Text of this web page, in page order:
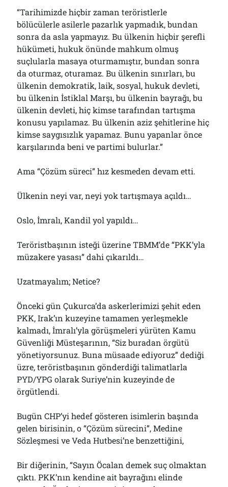
“Tarihimizde hiçbir zaman teröristlerle
bölücülerle asilerle pazarlık yapmadık, bundan
sonra da asla yapmayız. Bu ülkenin hiçbir şerefli
hükümeti, hukuk önünde mahkum olmuş
suçlularla masaya oturmamıştır, bundan sonra
da oturmaz, oturamaz. Bu ülkenin sınırları, bu
ülkenin demokratik, laik, sosyal, hukuk devleti,
bu ülkenin İstiklal Marşı, bu ülkenin bayrağı, bu
ülkenin devleti, hiç kimse tarafından tartışma
konusu yapılamaz. Bu ülkenin aziz şehitlerine hiç
kimse saygısızlık yapamaz. Bunu yapanlar önce
karşılarında beni ve partimi bulurlar.”
Ama “Çözüm süreci” hız kesmeden devam etti.
Ülkenin neyi var, neyi yok tartışmaya açıldı…
Oslo, İmralı, Kandil yol yapıldı…
Teröristbaşının isteği üzerine TBMM’de “PKK’yla
müzakere yasası” dahi çıkarıldı…
Uzatmayalım; Netice?
Önceki gün Çukurca’da askerlerimizi şehit eden
PKK, Irak’ın kuzeyine tamamen yerleşmekle
kalmadı, İmralı’yla görüşmeleri yürüten Kamu
Güvenliği Müsteşarının, “Siz buradan örgütü
yönetiyorsunuz. Buna müsaade ediyoruz” dediği
üzre, teröristbaşının gönderdiği talimatlarla
PYD/YPG olarak Suriye’nin kuzeyinde de
örgütlendi.
Bugün CHP’yi hedef gösteren isimlerin başında
gelen birisinin, o “Çözüm sürecini”, Medine
Sözleşmesi ve Veda Hutbesi’ne benzettiğini,
Bir diğerinin, “Sayın Öcalan demek suç olmaktan
çıktı. PKK’nın kendine ait bayrağını elinde